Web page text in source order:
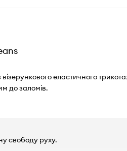
еластичного
до заломів.
свободу руху.